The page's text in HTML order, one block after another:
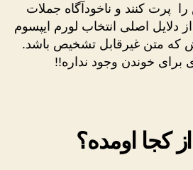
کنند و ناخودآگاه جملات
دلایل اصلی انتخاب لورم ایپسوم
متن غیرقابل تشخیص باشد.
برای خوندن وجود نداره!!
کجا اومده؟